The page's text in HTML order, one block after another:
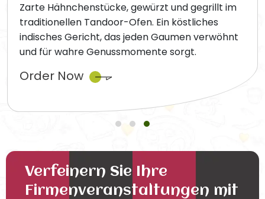
Zarte Hähnchenstücke, gewürzt und gegrillt im
traditionellen Tandoor-Ofen. Ein köstliches
indisches Gericht, das jeden Gaumen verwöhnt
und für wahre Genussmomente sorgt.
Order Now
Verfeinern Sie Ihre
Firmenveranstaltungen mit